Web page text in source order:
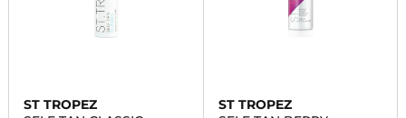
ST TROPEZ
ST TROPEZ